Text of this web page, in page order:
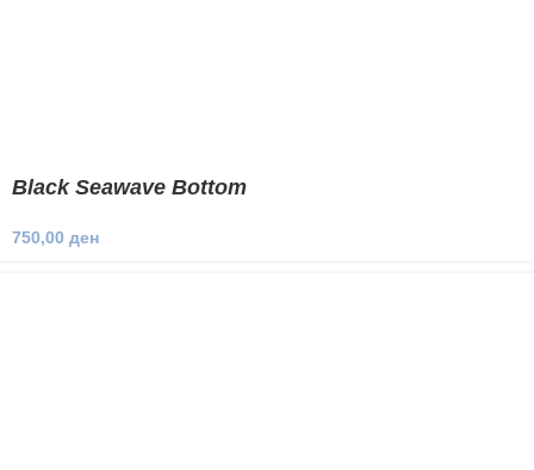
Black Seawave Bottom
750,00 ден